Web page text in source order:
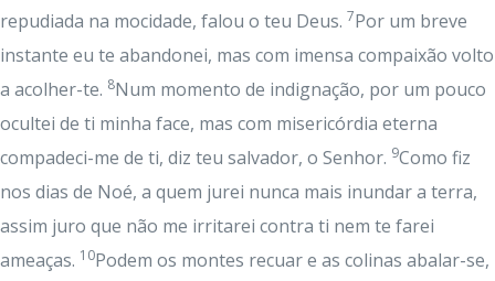
repudiada na mocidade, falou o teu Deus. 7Por um breve
instante eu te abandonei, mas com imensa compaixão volto
a acolher-te. 8Num momento de indignação, por um pouco
ocultei de ti minha face, mas com misericórdia eterna
compadeci-me de ti, diz teu salvador, o Senhor. 9Como fiz
nos dias de Noé, a quem jurei nunca mais inundar a terra,
assim juro que não me irritarei contra ti nem te farei
ameaças. 10Podem os montes recuar e as colinas abalar-se,